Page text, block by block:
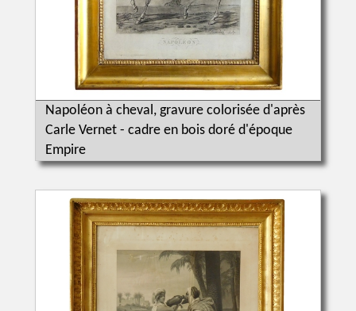
Napoléon à cheval, gravure colorisée d'après
Carle Vernet - cadre en bois doré d'époque
Empire